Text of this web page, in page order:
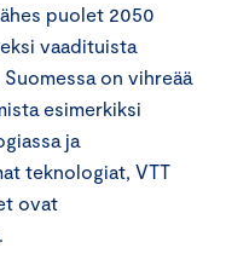
puolet 2050
vaadituista
on vihreää
esimerkiksi
ja
teknologiat, VTT
ovat